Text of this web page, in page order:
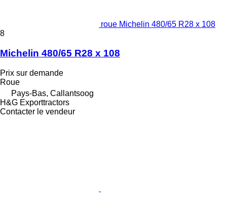
roue Michelin 480/65 R28 x 108
8
Michelin 480/65 R28 x 108
Prix sur demande
Roue
Pays-Bas, Callantsoog
H&G Exporttractors
Contacter le vendeur